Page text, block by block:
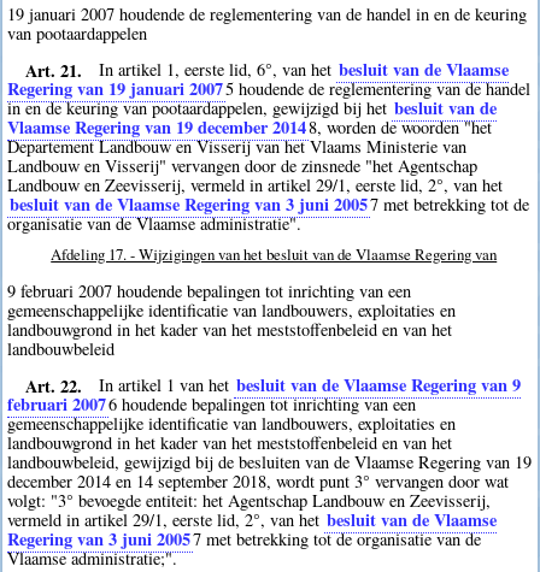
19 januari 2007 houdende de reglementering van de handel in en de keuring
van pootaardappelen
Art. 21. In artikel 1, eerste lid, 6°, van het besluit van de Vlaamse
Regering van 19 januari 20075 houdende de reglementering van de handel
in en de keuring van pootaardappelen, gewijzigd bij het besluit van de
Vlaamse Regering van 19 december 20148, worden de woorden "het
Departement Landbouw en Visserij van het Vlaams Ministerie van
Landbouw en Visserij" vervangen door de zinsnede "het Agentschap
Landbouw en Zeevisserij, vermeld in artikel 29/1, eerste lid, 2°, van het
besluit van de Vlaamse Regering van 3 juni 20057 met betrekking tot de
organisatie van de Vlaamse administratie".
Afdeling 17. - Wijzigingen van het besluit van de Vlaamse Regering van
9 februari 2007 houdende bepalingen tot inrichting van een
gemeenschappelijke identificatie van landbouwers, exploitaties en
landbouwgrond in het kader van het meststoffenbeleid en van het
landbouwbeleid
Art. 22. In artikel 1 van het besluit van de Vlaamse Regering van 9
februari 20076 houdende bepalingen tot inrichting van een
gemeenschappelijke identificatie van landbouwers, exploitaties en
landbouwgrond in het kader van het meststoffenbeleid en van het
landbouwbeleid, gewijzigd bij de besluiten van de Vlaamse Regering van 19
december 2014 en 14 september 2018, wordt punt 3° vervangen door wat
volgt: "3° bevoegde entiteit: het Agentschap Landbouw en Zeevisserij,
vermeld in artikel 29/1, eerste lid, 2°, van het besluit van de Vlaamse
Regering van 3 juni 20057 met betrekking tot de organisatie van de
Vlaamse administratie;".